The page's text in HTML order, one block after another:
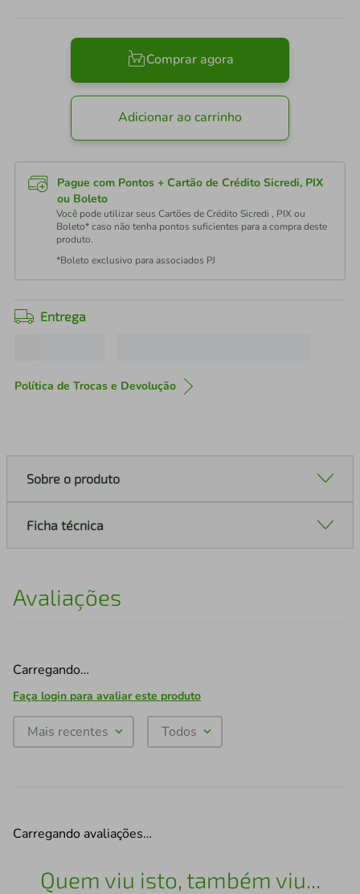
Comprar agora
Adicionar ao carrinho
Pague com Pontos + Cartão de Crédito Sicredi, PIX
ou Boleto
Você pode utilizar seus Cartões de Crédito Sicredi , PIX ou
Boleto* caso não tenha pontos suficientes para a compra deste
produto.
*Boleto exclusivo para associados PJ
Entrega
Política de Trocas e Devolução
Sobre o produto
Ficha técnica
Avaliações
Carregando…
Faça login para avaliar este produto
Mais recentes Todos
Carregando avaliações…
Quem viu isto, também viu...